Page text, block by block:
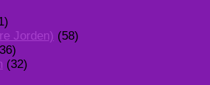
Jorden) (58)
(32)